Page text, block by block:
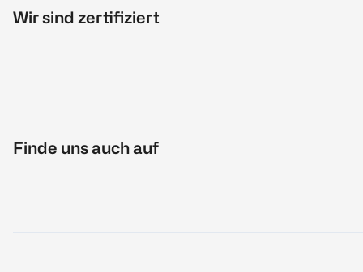
Wir sind zertifiziert
Finde uns auch auf